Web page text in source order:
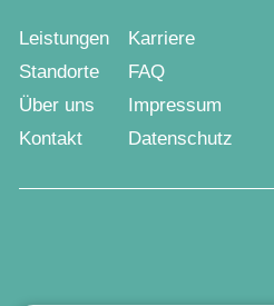
Leistungen
Standorte
Über uns
Kontakt
Karriere
FAQ
Impressum
Datenschutz